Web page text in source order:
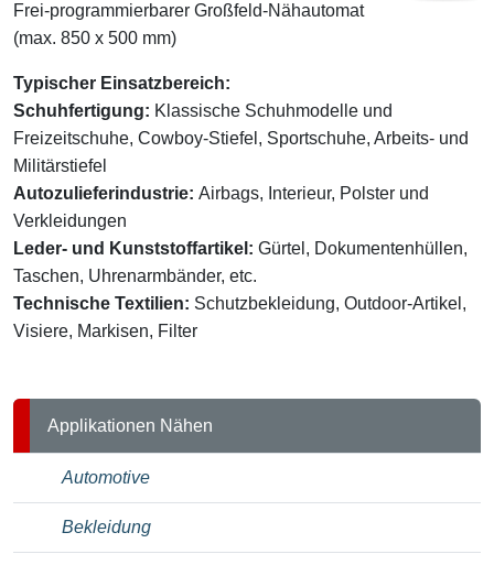
Frei-programmierbarer Großfeld-Nähautomat
(max. 850 x 500 mm)
Typischer Einsatzbereich:
Schuhfertigung: Klassische Schuhmodelle und
Freizeitschuhe, Cowboy-Stiefel, Sportschuhe, Arbeits- und
Militärstiefel
Autozulieferindustrie: Airbags, Interieur, Polster und
Verkleidungen
Leder- und Kunststoffartikel: Gürtel, Dokumentenhüllen,
Taschen, Uhrenarmbänder, etc.
Technische Textilien: Schutzbekleidung, Outdoor-Artikel,
Visiere, Markisen, Filter
Applikationen Nähen
Automotive
Bekleidung